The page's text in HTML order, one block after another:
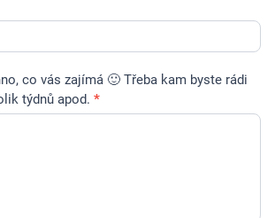
co vás zajímá 🙂 Třeba kam byste rádi
týdnů apod. *